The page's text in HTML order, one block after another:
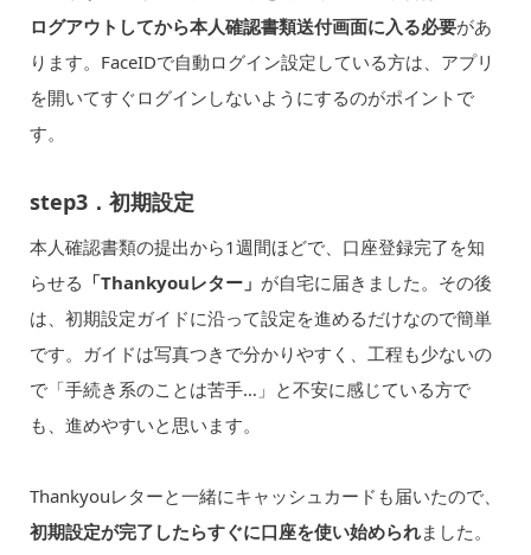
ログアウトしてから本人確認書類送付画面に入る必要があ
ります。FaceIDで自動ログイン設定している方は、アプリ
を開いてすぐログインしないようにするのがポイントで
す。
step3．初期設定
本人確認書類の提出から1週間ほどで、口座登録完了を知
らせる 「Thankyouレター」 が自宅に届きました。その後
は、初期設定ガイドに沿って設定を進めるだけなので簡単
です。ガイドは写真つきで分かりやすく、工程も少ないの
で「手続き系のことは苦手…」と不安に感じている方で
も、進めやすいと思います。
Thankyouレターと一緒にキャッシュカードも届いたので、
初期設定が完了したらすぐに口座を使い始められました。